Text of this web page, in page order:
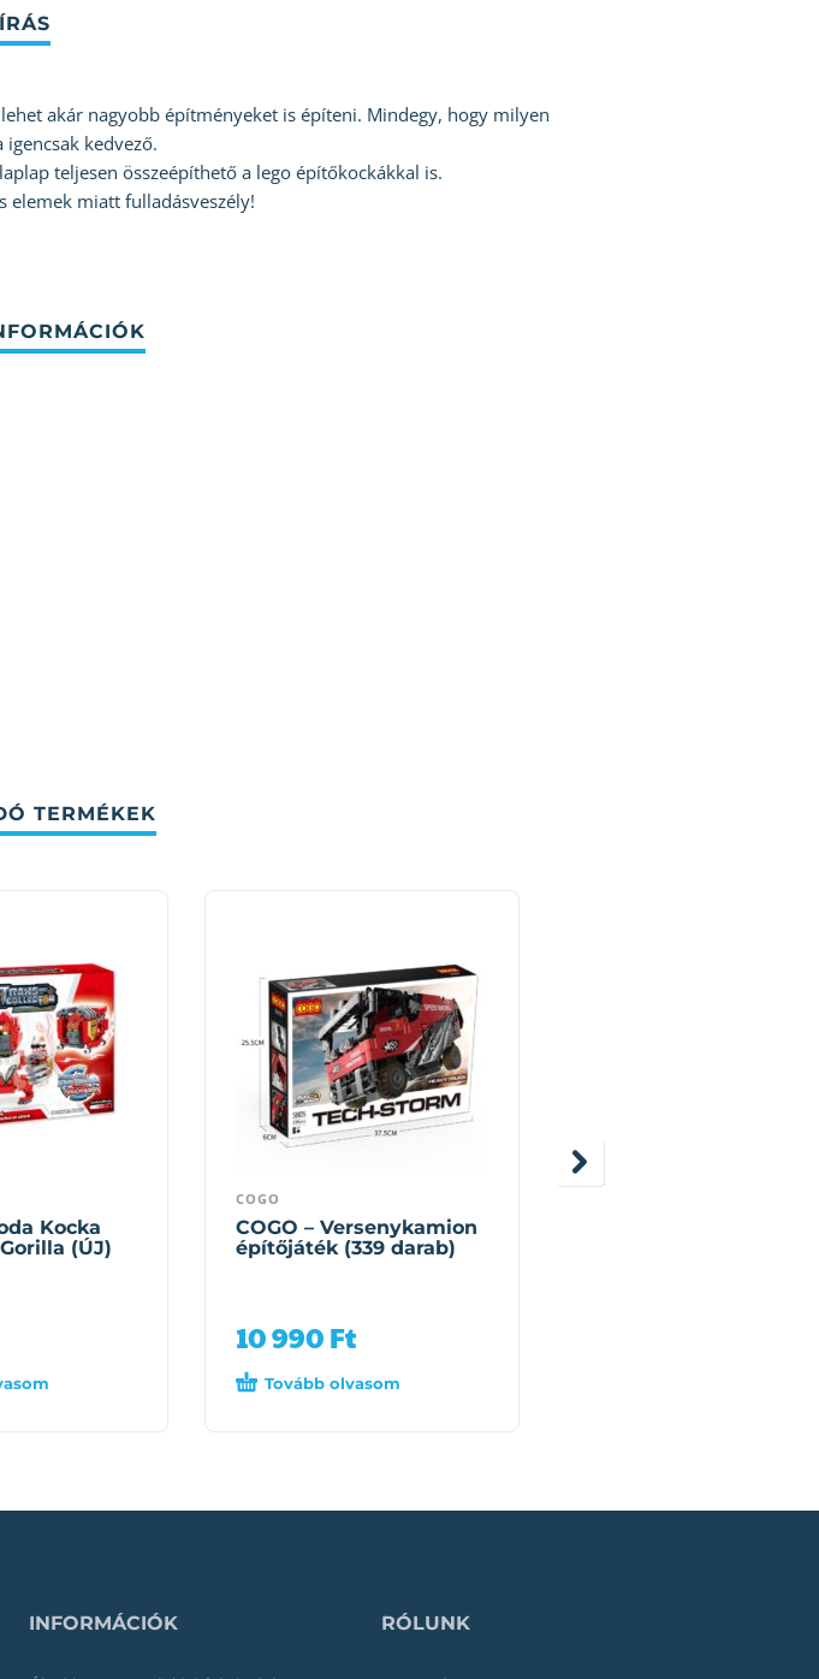
akár nagyobb építményeket is építeni. Mindegy, hogy milyen
kedvező.
teljesen összeépíthető a lego építőkockákkal is.
elemek miatt fulladásveszély!
TERMÉKEK
Kocka
(ÚJ)
COGO
COGO – Versenykamion
építőjáték (339 darab)
10 990Ft
Tovább olvasom
INFORMÁCIÓK RÓLUNK